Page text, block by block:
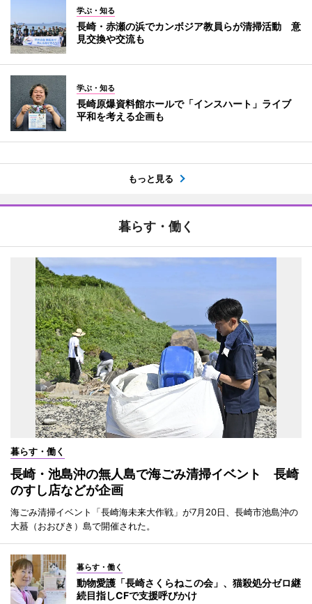
学ぶ・知る
長崎・赤瀬の浜でカンボジア教員らが清掃活動 意
見交換や交流も
学ぶ・知る
長崎原爆資料館ホールで「インスハート」ライブ
平和を考える企画も
もっと見る
暮らす・働く
暮らす・働く
長崎・池島沖の無人島で海ごみ清掃イベント 長崎
のすし店などが企画
海ごみ清掃イベント「長崎海未来大作戦」が7月20日、長崎市池島沖の
大蟇（おおびき）島で開催された。
暮らす・働く
動物愛護「長崎さくらねこの会」、猫殺処分ゼロ継
続目指しCFで支援呼びかけ